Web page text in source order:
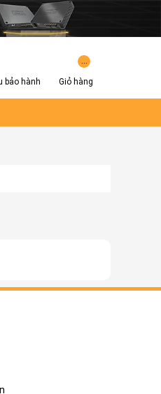
bảo hành Giỏ hàng